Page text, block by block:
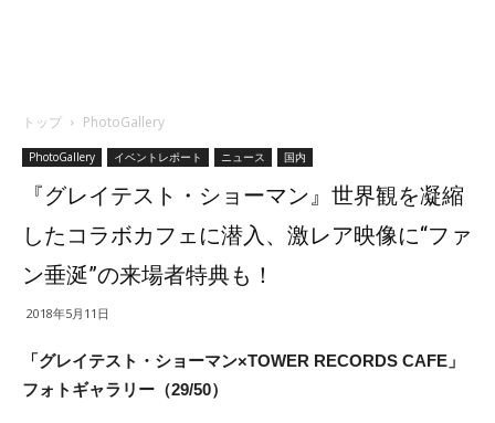
トップ PhotoGallery
PhotoGallery イベントレポート ニュース 国内
『グレイテスト・ショーマン』世界観を凝縮
したコラボカフェに潜入、激レア映像に“ファ
ン垂涎”の来場者特典も！
2018年5月11日
「グレイテスト・ショーマン×TOWER RECORDS CAFE」
フォトギャラリー（29/50）